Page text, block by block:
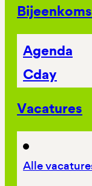
Agenda
Cday
Vacatures
Alle